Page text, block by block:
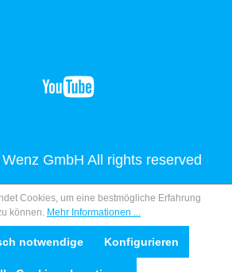
GmbH All rights reserved
Cookies, um eine bestmögliche Erfahrung
können. Mehr Informationen ...
notwendige Konfigurieren